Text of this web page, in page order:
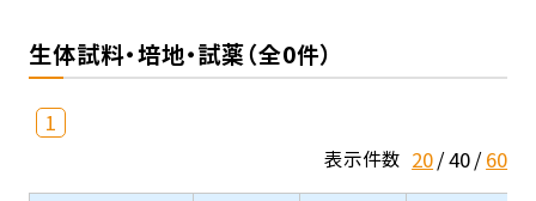
生体試料・培地・試薬（全0件）
1
表示件数 20 40 60